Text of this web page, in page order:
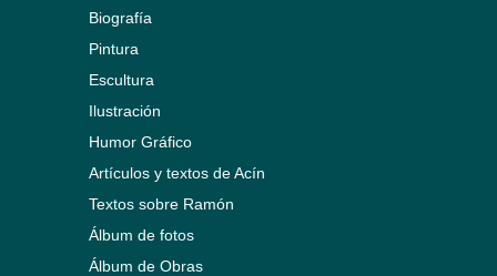
Biografía
Pintura
Escultura
Ilustración
Humor Gráfico
Artículos y textos de Acín
Textos sobre Ramón
Álbum de fotos
Álbum de Obras